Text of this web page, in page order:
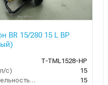
BR 15/280 15 L BP
T-TML1528-HP
с)
15
Производительность (л/мин)
15